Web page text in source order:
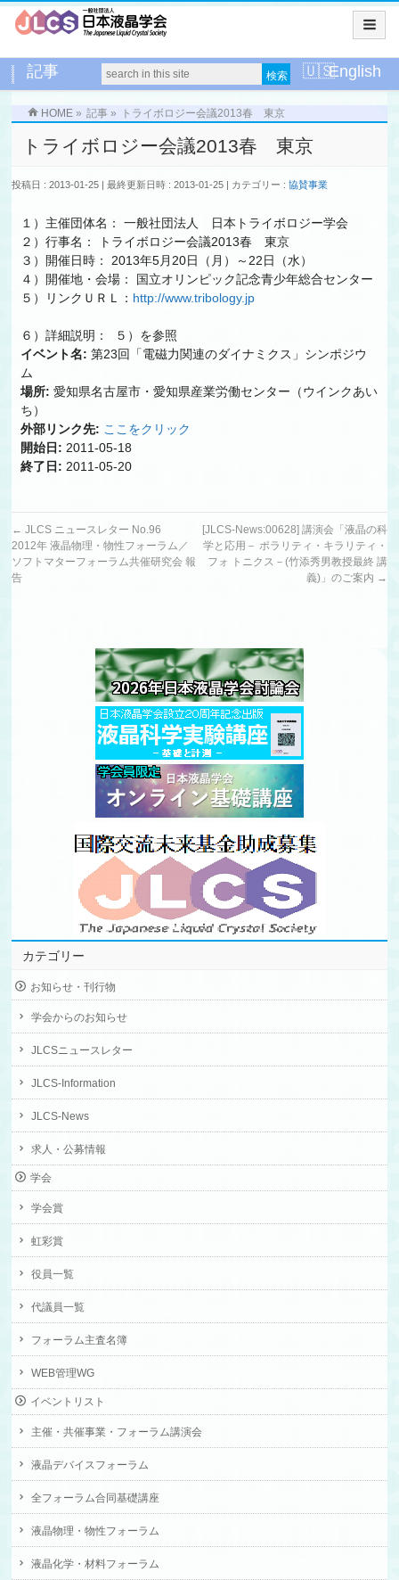
記事 English
HOME » 記事 » トライボロジー会議2013春 東京
トライボロジー会議2013春 東京
投稿日 : 2013-01-25 最終更新日時 : 2013-01-25 カテゴリー :協賛事業
１）主催団体名： 一般社団法人 日本トライボロジー学会
２）行事名： トライボロジー会議2013春 東京
３）開催日時： 2013年5月20日（月）～22日（水）
４）開催地・会場： 国立オリンピック記念青少年総合センター
５）リンクＵＲＬ： http://www.tribology.jp
６）詳細説明： ５）を参照
イベント名:第23回「電磁力関連のダイナミクス」シンポジウ
ム
場所:愛知県名古屋市・愛知県産業労働センター（ウインクあい
ち）
外部リンク先: ここをクリック
開始日: 2011-05-18
終了日: 2011-05-20
← JLCS ニュースレター No.96
2012年 液晶物理・物性フォーラム／
ソフトマターフォーラム共催研究会 報
告
[JLCS-News:00628] 講演会「液晶の科
学と応用－ ポラリティ・キラリティ・
フォ トニクス－(竹添秀男教授最終 講
義)」のご案内 →
カテゴリー
お知らせ・刊行物
学会からのお知らせ
JLCSニュースレター
JLCS-Information
JLCS-News
求人・公募情報
学会
学会賞
虹彩賞
役員一覧
代議員一覧
フォーラム主査名簿
WEB管理WG
イベントリスト
主催・共催事業・フォーラム講演会
液晶デバイスフォーラム
全フォーラム合同基礎講座
液晶物理・物性フォーラム
液晶化学・材料フォーラム